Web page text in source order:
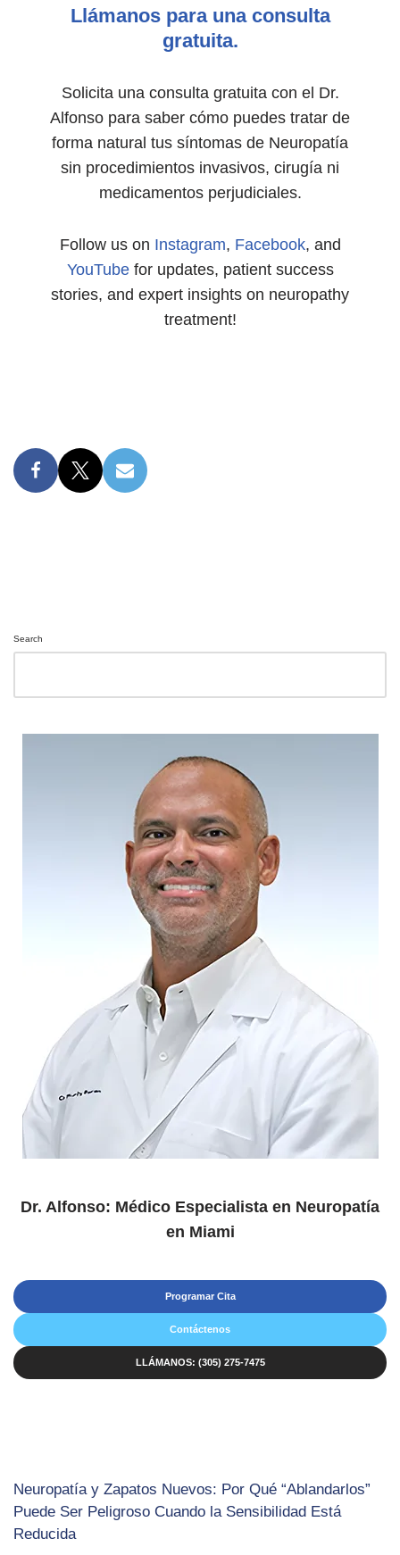
Llámanos para una consulta
gratuita.
Solicita una consulta gratuita con el Dr.
Alfonso para saber cómo puedes tratar de
forma natural tus síntomas de Neuropatía
sin procedimientos invasivos, cirugía ni
medicamentos perjudiciales.
Follow us on Instagram, Facebook, and
YouTubefor updates, patient success
stories, and expert insights on neuropathy
treatment!
Search
Dr. Alfonso: Médico Especialista en Neuropatía
en Miami
Programar Cita
Contáctenos
LLÁMANOS: (305) 275-7475
Neuropatía y Zapatos Nuevos: Por Qué “Ablandarlos”
Puede Ser Peligroso Cuando la Sensibilidad Está
Reducida